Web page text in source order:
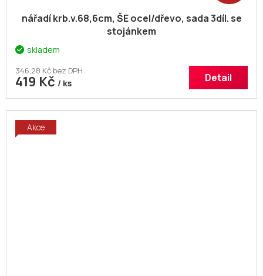
nářadí krb.v.68,6cm, ŠE ocel/dřevo, sada 3díl. se
stojánkem
skladem
346,28 Kč bez DPH
419 Kč / ks Detail
Akce